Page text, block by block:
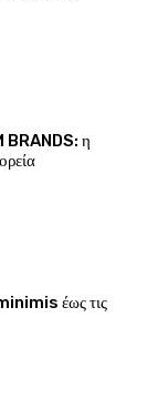
BRANDS: η
έως τις